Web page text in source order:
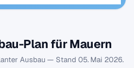
Plan für Mauern
Ausbau — Stand 05. Mai 2026.